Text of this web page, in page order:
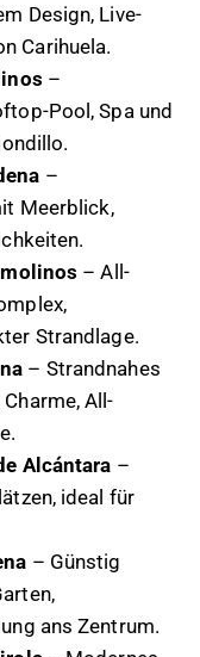
Design, Live-
Carihuela.
–
Pool, Spa und
–
Meerblick,
– All-
Strandlage.
– Strandnahes
All-
Alcántara –
ideal für
– Günstig
ans Zentrum.